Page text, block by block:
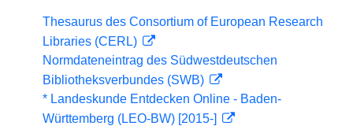
Thesaurus des Consortium of European Research
Libraries (CERL)
Normdateneintrag des Südwestdeutschen
Bibliotheksverbundes (SWB)
* Landeskunde Entdecken Online - Baden-
Württemberg (LEO-BW) [2015-]